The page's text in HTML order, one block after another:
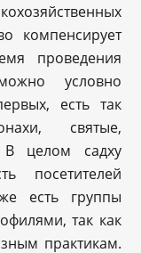
компенсирует
проведения
условно
есть так
святые,
В целом садху
посетителей
есть группы
так как
практикам.